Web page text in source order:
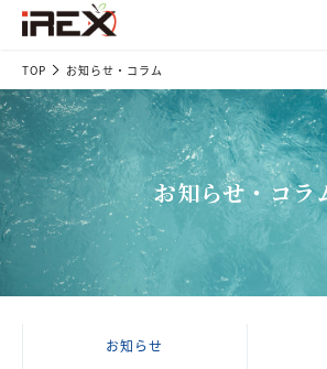
TOP お知らせ・コラム
お知らせ・コラ
お知らせ